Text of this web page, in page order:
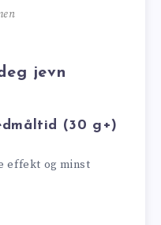
jevn
(30 g+)
effekt og minst